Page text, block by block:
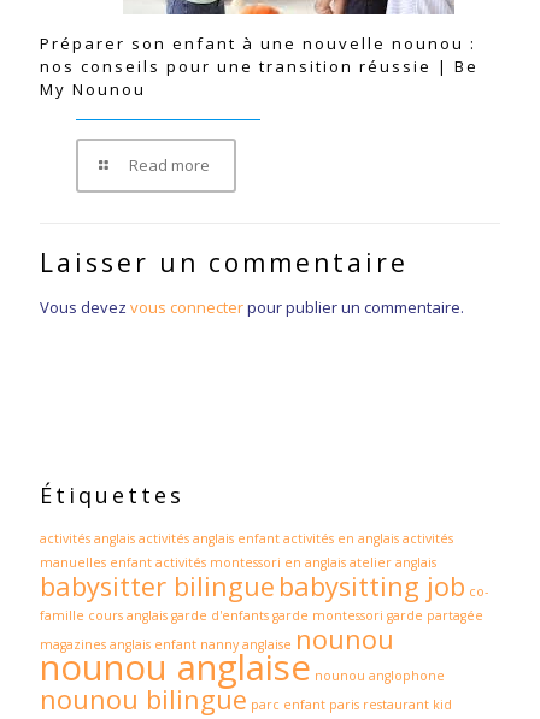
Préparer son enfant à une nouvelle nounou :
nos conseils pour une transition réussie | Be
My Nounou
Read more
Laisser un commentaire
Vous devez vous connecterpour publier un commentaire.
Étiquettes
activités anglais activités anglais enfant activités en anglais activités
manuelles enfant activités montessori en anglais atelier anglais
babysitter bilingue babysitting job co-
famille cours anglais garde d'enfants garde montessori garde partagée
magazines anglais enfant nanny anglaise nounou
nounou anglaise nounou anglophone
nounou bilingue parc enfant paris restaurant kid